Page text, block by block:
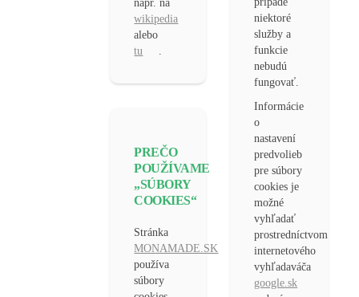
napr. na
wikipedia
alebo
tu
.
PREČO
POUŽÍVAME
„SÚBORY
COOKIES“
Stránka
MONAMADE.SK
používa
súbory
niektoré
služby a
funkcie
nebudú
fungovať.
Informácie
o
nastavení
predvolieb
pre súbory
cookies je
možné
vyhľadať
prostredníctvom
internetového
vyhľadaváča
google.sk